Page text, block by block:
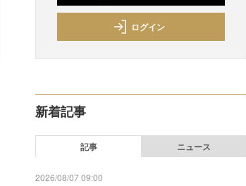
ログイン
新着記事
記事 ニュース
2026/08/07 09:00